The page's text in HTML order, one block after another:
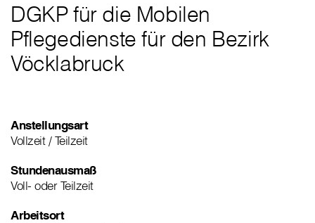
DGKP für die Mobilen
Pflegedienste für den Bezirk
Vöcklabruck
Anstellungsart
Vollzeit / Teilzeit
Stundenausmaß
Voll- oder Teilzeit
Arbeitsort